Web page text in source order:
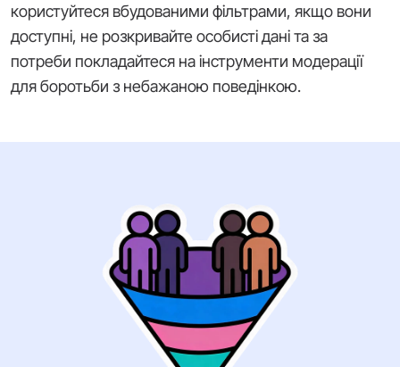
користуйтеся вбудованими фільтрами, якщо вони
доступні, не розкривайте особисті дані та за
потреби покладайтеся на інструменти модерації
для боротьби з небажаною поведінкою.